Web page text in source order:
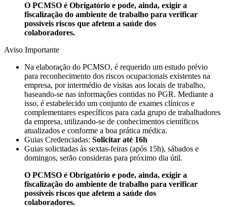
O PCMSO é Obrigatório e pode, ainda, exigir a
fiscalização do ambiente de trabalho para verificar
possíveis riscos que afetem a saúde dos
colaboradores.
Aviso Importante​
Na elaboração do PCMSO, é requerido um estudo prévio
para reconhecimento dos riscos ocupacionais existentes na
empresa, por intermédio de visitas aos locais de trabalho,
baseando-se nas informações contidas no PGR. Mediante a
isso, é estabelecido um conjunto de exames clínicos e
complementares específicos para cada grupo de trabalhadores
da empresa, utilizando-se de conhecimentos científicos
atualizados e conforme a boa prática médica.
Guias Credenciadas: Solicitar até 16h
Guias solicitadas às sextas-feiras (após 15h), sábados e
domingos, serão consideras para próximo dia útil.
O PCMSO é Obrigatório e pode, ainda, exigir a
fiscalização do ambiente de trabalho para verificar
possíveis riscos que afetem a saúde dos
colaboradores.